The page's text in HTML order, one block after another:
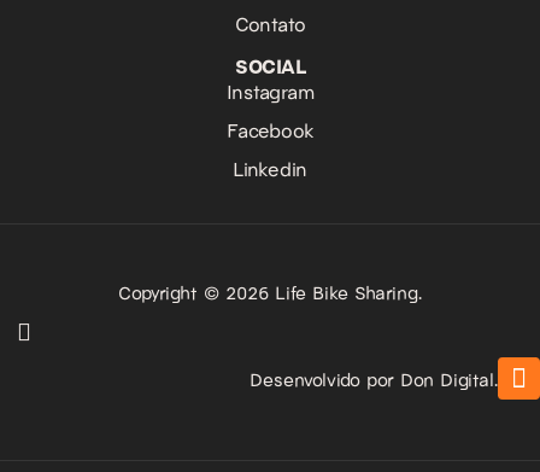
Contato
SOCIAL
Instagram
Facebook
Linkedin
Copyright © 2026 Life Bike Sharing.
Desenvolvido por Don Digital.